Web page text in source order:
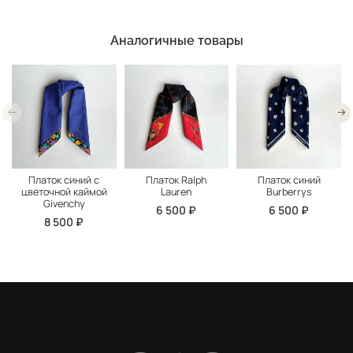
Аналогичные товары
Платок синий с
цветочной каймой
Givenchy
8 500 ₽
Платок Ralph
Lauren
6 500 ₽
Платок синий
Burberrys
6 500 ₽